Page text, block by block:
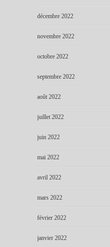
décembre 2022
novembre 2022
octobre 2022
septembre 2022
août 2022
juillet 2022
juin 2022
mai 2022
avril 2022
mars 2022
février 2022
janvier 2022